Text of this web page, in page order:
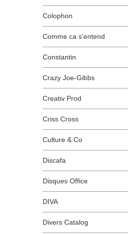
Colophon
Comme ca s'entend
Constantin
Crazy Joe-Gibbs
Creativ Prod
Criss Cross
Culture & Co
Discafa
Disques Office
DIVA
Divers Catalog